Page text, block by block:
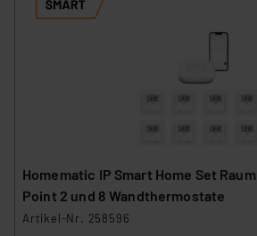
Homematic IP Smart Home Set Raumklima
Point 2 und 8 Wandthermostate
Artikel-Nr. 258596